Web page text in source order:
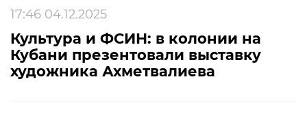
17:46 04.12.2025
Культура и ФСИН: в колонии на
Кубани презентовали выставку
художника Ахметвалиева